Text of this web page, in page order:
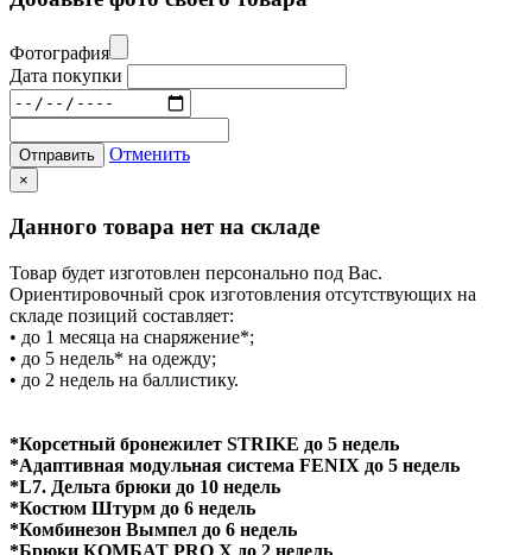
Фотография
Дата покупки
Отправить Отменить
×
Данного товара нет на складе
Товар будет изготовлен персонально под Вас.
Ориентировочный срок изготовления отсутствующих на
складе позиций составляет:
• до 1 месяца на снаряжение*;
• до 5 недель* на одежду;
• до 2 недель на баллистику.
*Корсетный бронежилет STRIKE до 5 недель
*Адаптивная модульная система FENIX до 5 недель
*L7. Дельта брюки до 10 недель
*Костюм Штурм до 6 недель
*Комбинезон Вымпел до 6 недель
*Брюки КОМБАТ PRO X до 2 недель